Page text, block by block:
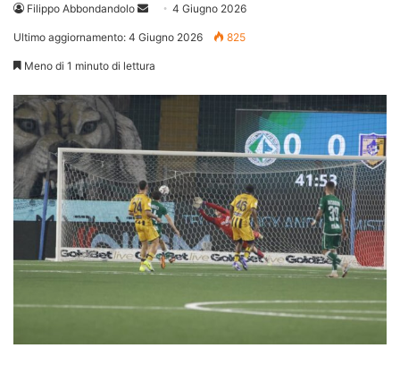
Filippo Abbondandolo
Invia 4 Giugno 2026
Ultimo aggiornamento: 4 Giugno 2026 825
Meno di 1 minuto di lettura